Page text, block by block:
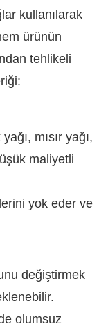
kullanılarak
ürünün
tehlikeli
mısır yağı,
maliyetli
yok eder ve
değiştirmek
olumsuz